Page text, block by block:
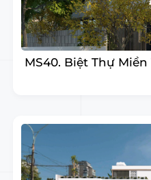
MS40. Biệt Thự